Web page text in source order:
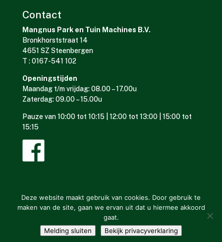
Contact
Mangnus Park en Tuin Machines B.V.
Bronkhorststraat 14
4651 SZ Steenbergen
T : 0167-541 102
Openingstijden
Maandag t/m vrijdag: 08.00 – 17.00u
Zaterdag: 09.00 – 15.00u
Pauze van 10:00 tot 10:15 | 12:00 tot 13:00 | 15:00 tot
15:15
Mangnus Park en Tuin Machines © ontwerp en bouw website:
Vermeulen Steenbergen
Deze website maakt gebruik van cookies. Door gebruik te
maken van de site, gaan we ervan uit dat u hiermee akkoord
gaat.
Melding sluiten
Bekijk privacyverklaring